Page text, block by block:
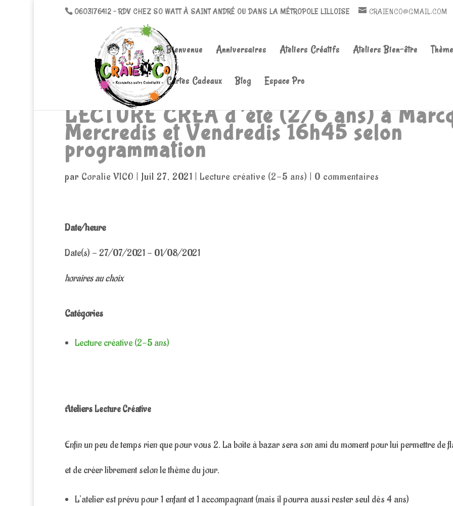
0603176412 - RDV CHEZ SO WATT À SAINT ANDRÉ OU DANS LA MÉTROPOLE LILLOISE CRAIENCO@GMAIL.COM
Bienvenue Anniversaires Ateliers Créatifs Ateliers Bien-être
Cartes Cadeaux Blog Espace Pro
produits
LECTURE CREA d’été (2/6 ans) à
Mercredis et Vendredis 16h45 selon
programmation
par Coralie VICO | Juil 27, 2021 | Lecture créative (2-5 ans) | 0 commentaires
Date/heure
Date(s) - 27/07/2021 - 01/08/2021
horaires au choix
Catégories
Lecture créative (2-5 ans)
AteliersLecture Créative
Enfin un peu de temps rien que pour vous 2. La boîte à bazar sera son ami du moment pour lui permettre de
et de créer librement selon le thème du jour.
L’atelier est prévu pour 1 enfant et 1 accompagnant (mais il pourra aussi rester seul dès 4 ans)